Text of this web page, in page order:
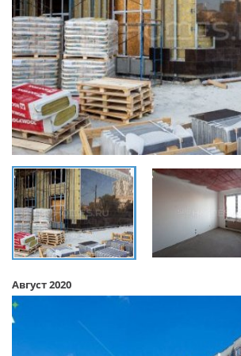
Август 2020